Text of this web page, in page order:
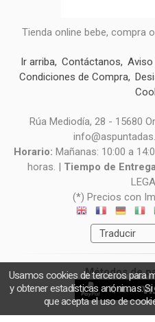
Tienda online bebe, compra
Ir arriba Contáctanos Aviso
Condiciones de Compra
Rúa Mediodía, 28 - 15680
Horario: Mañanas: 10:00 a
horas. | Tiempo de
(*) Precios con
Métodos de
Usamos cookies de terceros para
y obtener estadísticas anónimas.
que acepta el uso de